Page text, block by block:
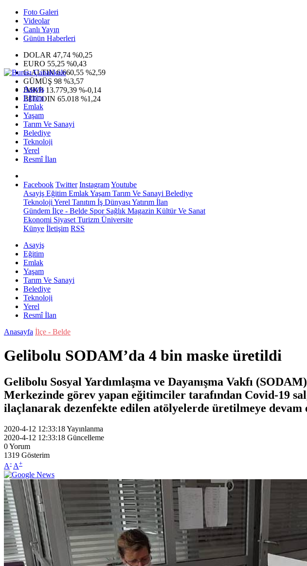
Foto Galeri
Videolar
Canlı Yayın
Günün Haberleri
DOLAR 47,74 %0,25
EURO 55,25 %0,43
G.ALTIN6.660,55 %2,59
GÜMÜŞ 98 %3,57
IMKB 13.779,39 %-0,14
BITCOIN 65.018 %1,24
Asayiş
Eğitim
Emlak
Yaşam
Tarım Ve Sanayi
Belediye
Teknoloji
Yerel
Resmî İlan
Facebook Twitter InstagramYoutube
Asayiş Eğitim EmlakYaşam Tarım Ve Sanayi Belediye
Teknoloji Yerel Tanıtım İş Dünyası Yatırım İlan
Gündem İlçe - Belde SporSağlık Magazin Kültür Ve Sanat
Ekonomi Siyaset Turizm Üniversite
Künye İletişim RSS
Asayiş
Eğitim
Emlak
Yaşam
Tarım Ve Sanayi
Belediye
Teknoloji
Yerel
Resmî İlan
Anasayfa İlçe - Belde
Gelibolu SODAM’da 4 bin maske üretildi
Gelibolu Sosyal Yardımlaşma ve Dayanışma Vakfı
Merkezinde görev yapan eğitimciler tarafından Covid-19
ilaçlanarak dezenfekte edilen atölyelerde üretilmeye devam
2020-4-12 12:33:18Yayınlanma
2020-4-12 12:33:18 Güncelleme
0Yorum
1319 Gösterim
A- A+